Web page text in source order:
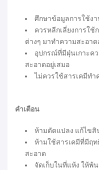
ศึกษาข้อมูลการใช้งา
ควรหลีกเลี่ยงการใ
ต่างๆ มาทำความสะอา
อุปกรณ์ที่มีฝุ่นเกาะค
สะอาดอยู่เสมอ
ไม่ควรใช้สารเคมีท
คำเตือน
ห้ามดัดแปลง แก้ไขสิ
ห้ามใช้สารเคมีที่มีฤ
สะอาด
จัดเก็บในที่แห้ง ให้พ้